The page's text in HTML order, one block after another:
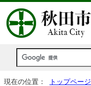
現在の位置： トップページ